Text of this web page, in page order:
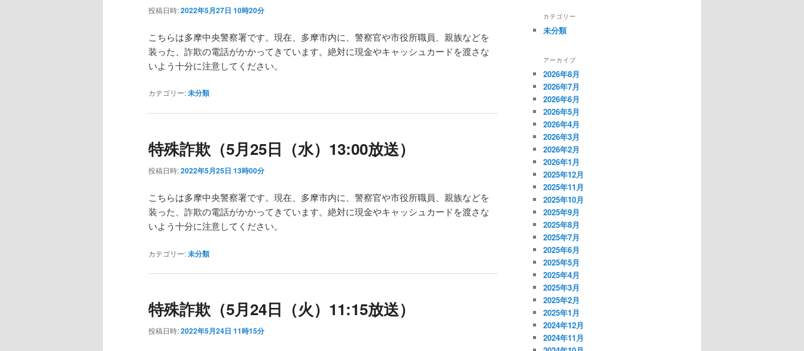
投稿日時:2022年5月27日 10時20分
こちらは多摩中央警察署です。現在、多摩市内に、警察官や市役所職員、親族などを
装った、詐欺の電話がかかってきています。絶対に現金やキャッシュカードを渡さな
いよう十分に注意してください。
カテゴリー:未分類
特殊詐欺（5月25日（水）13:00放送）
投稿日時:2022年5月25日 13時00分
こちらは多摩中央警察署です。現在、多摩市内に、警察官や市役所職員、親族などを
装った、詐欺の電話がかかってきています。絶対に現金やキャッシュカードを渡さな
いよう十分に注意してください。
カテゴリー:未分類
特殊詐欺（5月24日（火）11:15放送）
投稿日時:2022年5月24日 11時15分
カテゴリー
未分類
アーカイブ
2026年8月
2026年7月
2026年6月
2026年5月
2026年4月
2026年3月
2026年2月
2026年1月
2025年12月
2025年11月
2025年10月
2025年9月
2025年8月
2025年7月
2025年6月
2025年5月
2025年4月
2025年3月
2025年2月
2025年1月
2024年12月
2024年11月